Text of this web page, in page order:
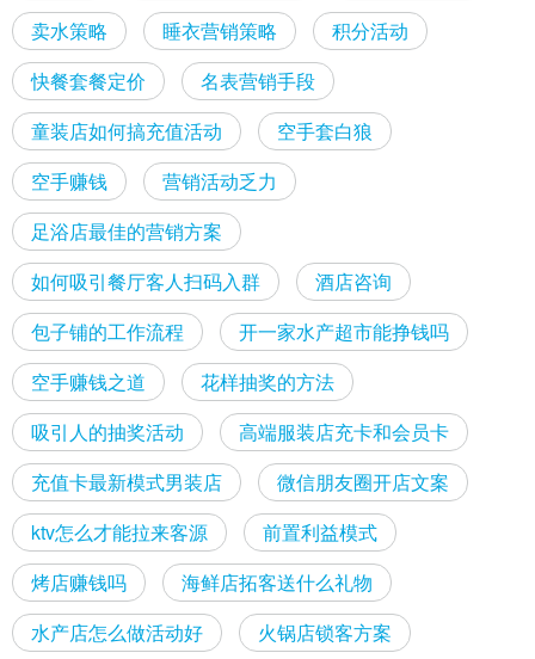
卖水策略
睡衣营销策略
积分活动
快餐套餐定价
名表营销手段
童装店如何搞充值活动
空手套白狼
空手赚钱
营销活动乏力
足浴店最佳的营销方案
如何吸引餐厅客人扫码入群
酒店咨询
包子铺的工作流程
开一家水产超市能挣钱吗
空手赚钱之道
花样抽奖的方法
吸引人的抽奖活动
高端服装店充卡和会员卡
充值卡最新模式男装店
微信朋友圈开店文案
ktv怎么才能拉来客源
前置利益模式
烤店赚钱吗
海鲜店拓客送什么礼物
水产店怎么做活动好
火锅店锁客方案